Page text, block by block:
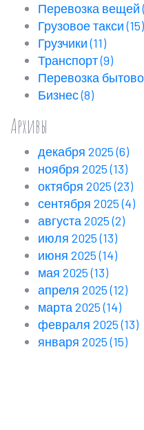
Перевозка вещей
Грузовое такси(15)
Грузчики(11)
Транспорт(9)
Перевозка
Бизнес(8)
Архивы
декабря 2025(6)
ноября 2025(13)
октября 2025(23)
сентября 2025(4)
августа 2025(2)
июля 2025(13)
июня 2025(14)
мая 2025(13)
апреля 2025(12)
марта 2025(14)
февраля 2025(13)
января 2025(15)